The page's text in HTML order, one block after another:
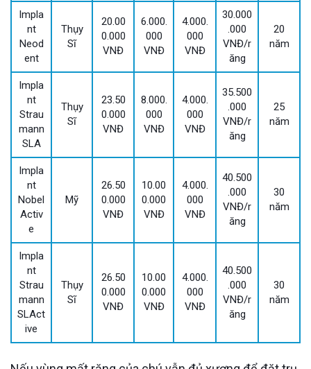
Impla
nt
Neod
ent
Thụy
Sĩ
20.00
0.000
VNĐ
6.000.
000
VNĐ
4.000.
000
VNĐ
30.000
.000
VNĐ/r
ăng
20
năm
Impla
nt
Strau
mann
SLA
Thụy
Sĩ
23.50
0.000
VNĐ
8.000.
000
VNĐ
4.000.
000
VNĐ
35.500
.000
VNĐ/r
ăng
25
năm
Impla
nt
Nobel
Activ
e
Mỹ
26.50
0.000
VNĐ
10.00
0.000
VNĐ
4.000.
000
VNĐ
40.500
.000
VNĐ/r
ăng
30
năm
Impla
nt
Strau
mann
SLAct
ive
Thụy
Sĩ
26.50
0.000
VNĐ
10.00
0.000
VNĐ
4.000.
000
VNĐ
40.500
.000
VNĐ/r
ăng
30
năm